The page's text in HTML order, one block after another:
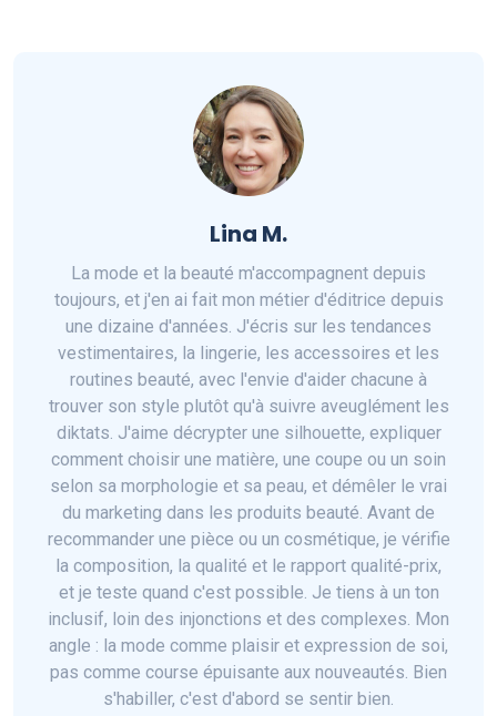
Lina M.
La mode et la beauté m'accompagnent depuis
toujours, et j'en ai fait mon métier d'éditrice depuis
une dizaine d'années. J'écris sur les tendances
vestimentaires, la lingerie, les accessoires et les
routines beauté, avec l'envie d'aider chacune à
trouver son style plutôt qu'à suivre aveuglément les
diktats. J'aime décrypter une silhouette, expliquer
comment choisir une matière, une coupe ou un soin
selon sa morphologie et sa peau, et démêler le vrai
du marketing dans les produits beauté. Avant de
recommander une pièce ou un cosmétique, je vérifie
la composition, la qualité et le rapport qualité-prix,
et je teste quand c'est possible. Je tiens à un ton
inclusif, loin des injonctions et des complexes. Mon
angle : la mode comme plaisir et expression de soi,
pas comme course épuisante aux nouveautés. Bien
s'habiller, c'est d'abord se sentir bien.